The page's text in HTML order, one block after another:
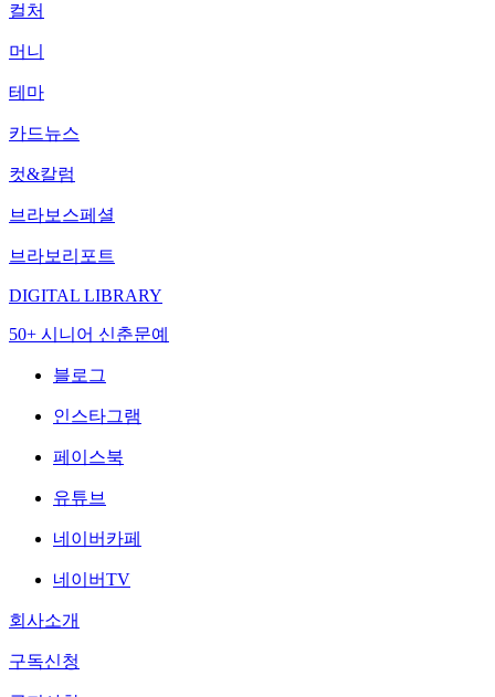
컬처
머니
테마
카드뉴스
컷&칼럼
브라보스페셜
브라보리포트
DIGITAL LIBRARY
50+ 시니어 신춘문예
블로그
인스타그램
페이스북
유튜브
네이버카페
네이버TV
회사소개
구독신청